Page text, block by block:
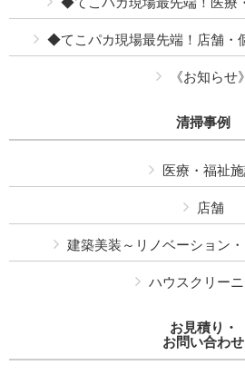
◆てこパカ現場最先端！店舗・
《お知らせ》
清掃事例
医療・福祉
店舗
建築美装～リノベーション
ハウスクリー
お見積り・
お問い合わせ